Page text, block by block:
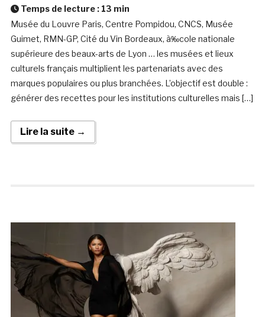
Temps de lecture : 13 min
Musée du Louvre Paris, Centre Pompidou, CNCS, Musée
Guimet, RMN-GP, Cité du Vin Bordeaux, à‰cole nationale
supérieure des beaux-arts de Lyon … les musées et lieux
culturels français multiplient les partenariats avec des
marques populaires ou plus branchées. L’objectif est double :
générer des recettes pour les institutions culturelles mais […]
Lire la suite →